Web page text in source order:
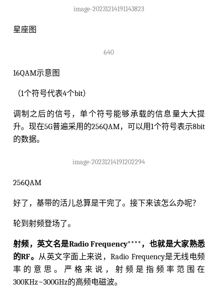
image-20231214191143823
星座图
640
16QAM示意图
（1个符号代表4个bit）
调制之后的信号，单个符号能够承载的信息量大大提
升。现在5G普遍采用的256QAM，可以用1个符号表示8bit
的数据。
image-20231214191202294
256QAM
好了，基带的活儿总算是干完了。接下来该怎么办呢？
轮到射频登场了。
射频，英文名是Radio Frequency****，也就是大家熟悉
的RF。 从英文字面上来说，Radio Frequency是无线电频
率的意思。严格来说，射频是指频率范围在
300KHz~300GHz的高频电磁波。